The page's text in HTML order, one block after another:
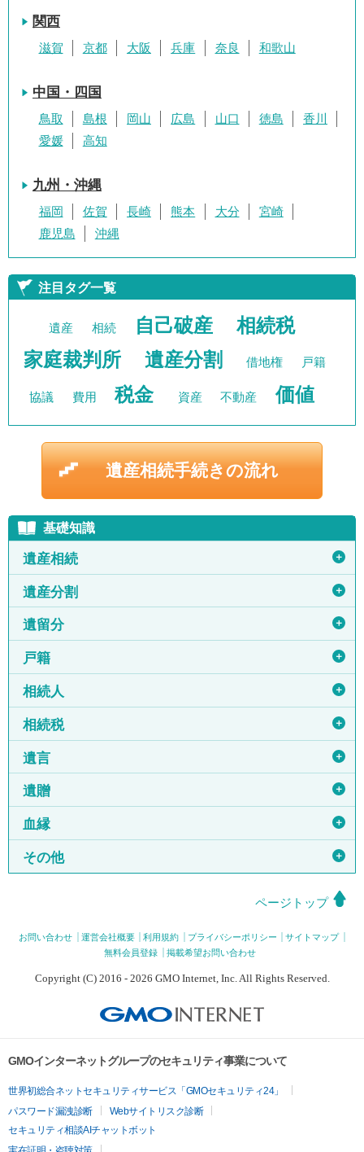
関西
滋賀 京都 大阪 兵庫 奈良 和歌山
中国・四国
鳥取 島根 岡山 広島 山口 徳島
香川
愛媛
高知
九州・沖縄
福岡 佐賀 長崎 熊本 大分
宮崎
鹿児島
沖縄
注目タグ一覧
遺産 相続 自己破産
相続税
家庭裁判所
遺産分割 借地権 戸籍
協議 費用 税金 資産 不動産 価値
遺産相続手続きの流れ
基礎知識
遺産相続 ＋
遺産分割 ＋
遺留分 ＋
戸籍 ＋
相続人 ＋
相続税 ＋
遺言 ＋
遺贈 ＋
血縁 ＋
その他 ＋
ページトップ
お問い合わせ 運営会社概要 利用規約 プライバシーポリシー
サイトマップ
無料会員登録
掲載希望お問い合わせ
Copyright (C) 2016 - 2026 GMO Internet, Inc. All Rights Reserved.
GMOインターネットグループのセキュリティ事業について
世界初総合ネットセキュリティサービス「GMOセキュリティ24」
パスワード漏洩診断
Webサイトリスク診断
セキュリティ相談AIチャットボット